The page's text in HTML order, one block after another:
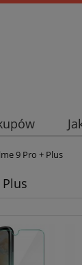
9 Pro + Plus